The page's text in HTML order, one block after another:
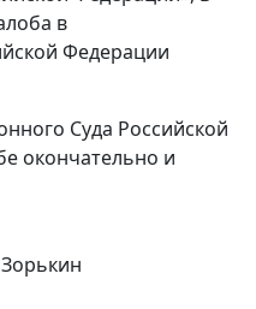
в
Федерации
Суда Российской
окончательно и